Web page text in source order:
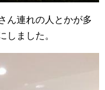
ん連れの人とかが多
しました。